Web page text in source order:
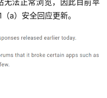
法正常浏览，因此目前苹
a）安全回应更新。